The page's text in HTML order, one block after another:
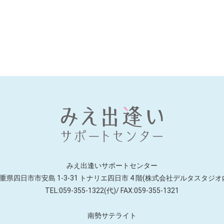
みえ出逢いサポートセンター
県四日市市安島 1-3-31 トナリエ四日市 4 階(株式会社デルタスタジオ
TEL:059-355-1322(代)/ FAX:059-355-1321
南勢サテライト